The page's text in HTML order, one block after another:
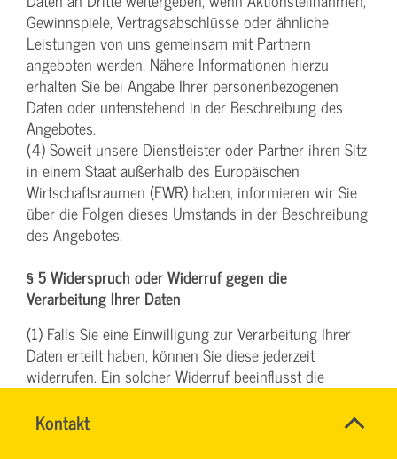
Kontakt
TEAM
Name*
Gewinnspiele, Vertragsabschlüsse oder ähnliche
Leistungen von uns gemeinsam mit Partnern
angeboten werden. Nähere Informationen hierzu
erhalten Sie bei Angabe Ihrer personenbezogenen
Daten oder untenstehend in der Beschreibung des
Angebotes.
(4) Soweit unsere Dienstleister oder Partner ihren Sitz
in einem Staat außerhalb des Europäischen
Wirtschaftsraumen (EWR) haben, informieren wir Sie
über die Folgen dieses Umstands in der Beschreibung
des Angebotes.
§ 5 Widerspruch oder Widerruf gegen die
Verarbeitung Ihrer Daten
(1) Falls Sie eine Einwilligung zur Verarbeitung Ihrer
Daten erteilt haben, können Sie diese jederzeit
widerrufen. Ein solcher Widerruf beeinflusst die
personenbezogenen Daten, nachdem Sie ihn